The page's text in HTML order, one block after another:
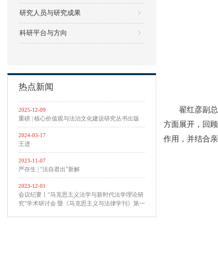
研究人员与研究成果
科研平台与方向
热点新闻
2025-12-09
重磅 | 核心价值观与法治文化建设研究丛书出版
2024-03-17
王进
2023-11-07
严存生 | “法自君出”新解
2023-12-01
会议纪要丨“马克思主义法学与新时代法学理论研
究”学术研讨会 暨《马克思主义与法律学刊》第一
翟红彦副
方面展开，回
作用，并结合